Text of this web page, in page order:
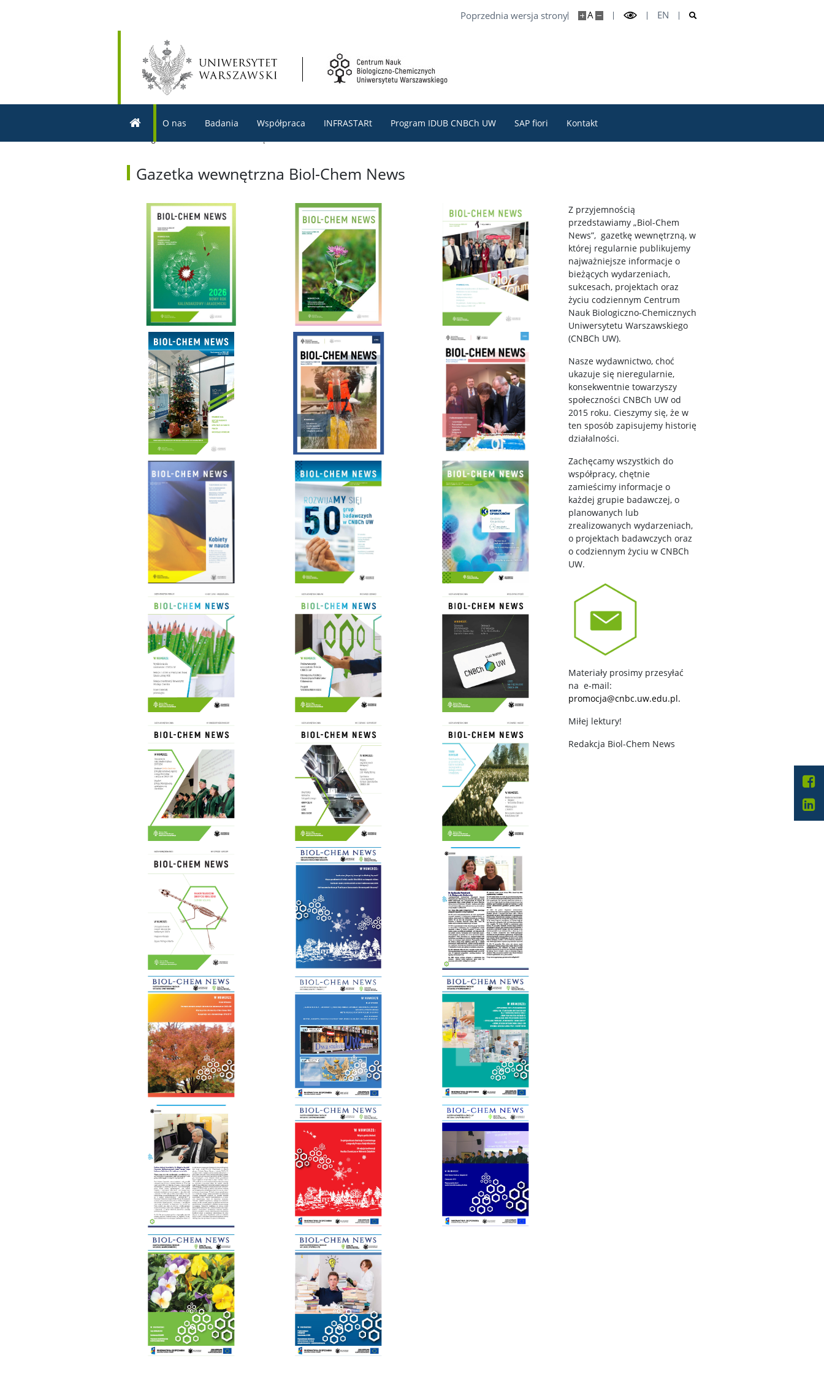
Poprzednia wersja strony A EN
O nas Badania Współpraca INFRASTARt Program IDUB CNBCh UW SAP fiori Kontakt
Gazetka wewnętrzna Biol-Chem News
Z przyjemnością
przedstawiamy „Biol-Chem
News”, gazetkę wewnętrzną, w
której regularnie publikujemy
najważniejsze informacje o
bieżących wydarzeniach,
sukcesach, projektach oraz
życiu codziennym Centrum
Nauk Biologiczno-Chemicznych
Uniwersytetu Warszawskiego
(CNBCh UW).
Nasze wydawnictwo, choć
ukazuje się nieregularnie,
konsekwentnie towarzyszy
społeczności CNBCh UW od
2015 roku. Cieszymy się, że w
ten sposób zapisujemy historię
działalności.
Zachęcamy wszystkich do
współpracy, chętnie
zamieścimy informacje o
każdej grupie badawczej, o
planowanych lub
zrealizowanych wydarzeniach,
o projektach badawczych oraz
o codziennym życiu w CNBCh
UW.
Materiały prosimy przesyłać
na e-mail:
promocja@cnbc.uw.edu.pl.
Miłej lektury!
Redakcja Biol-Chem News